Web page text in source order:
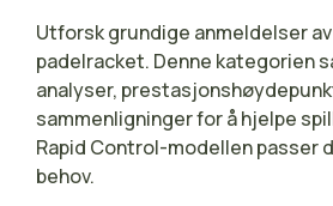
Utforsk grundige anmeldelser
padelracket. Denne kategorien
analyser,
sammenligninger for å hjelpe
Rapid Control-modellen passer
behov.